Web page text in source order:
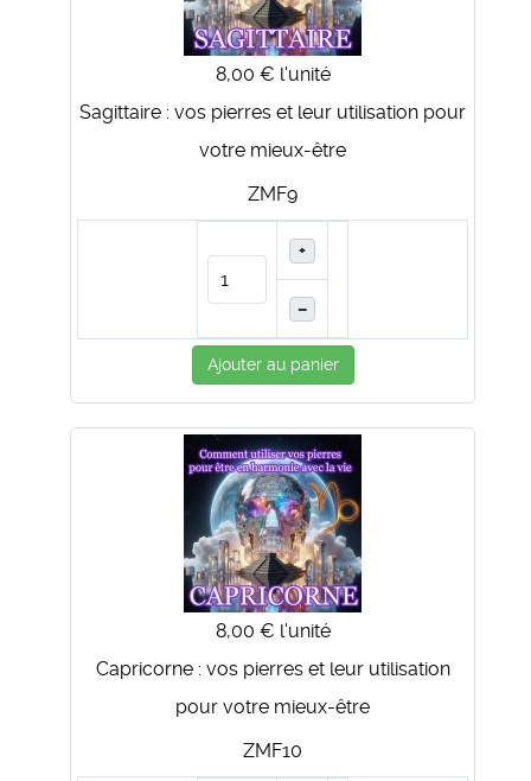
8,00 € l'unité
Sagittaire : vos pierres et leur utilisation pour
votre mieux-être
ZMF9
+
–
Ajouter au panier
8,00 € l'unité
Capricorne : vos pierres et leur utilisation
pour votre mieux-être
ZMF10